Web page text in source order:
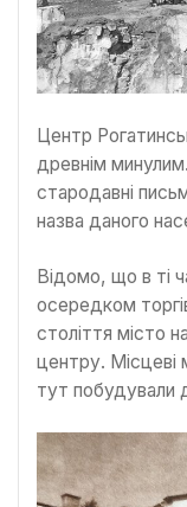
Центр
древнім
стародавні
назва даного
Відомо, що в ті
осередком
століття місто
центру. Місцеві
тут побудували